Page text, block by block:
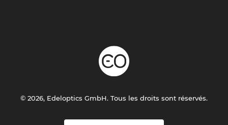
© 2026, Edeloptics GmbH. Tous les droits sont réservés.